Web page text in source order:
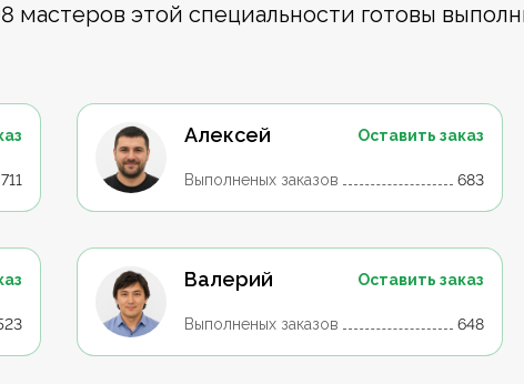
мастеров этой специальности готовы
711
Алексей Оставить заказ
Выполненых заказов 683
Валерий Оставить заказ
Выполненых заказов 648